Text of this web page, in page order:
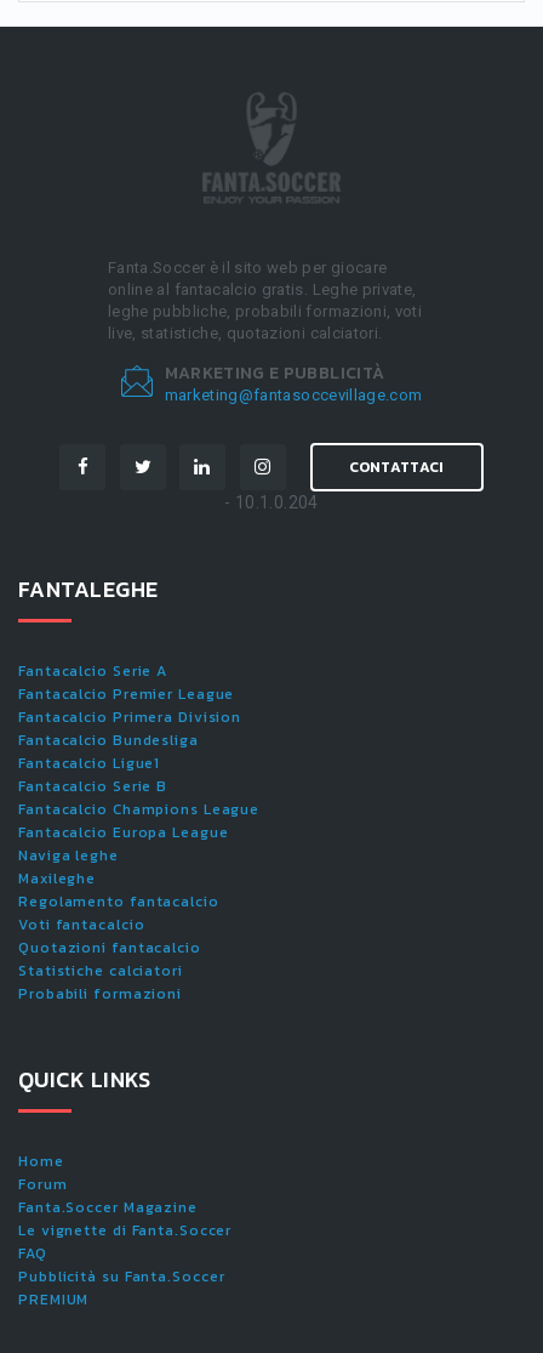
Fanta.Soccer è il sito web per giocare
online al fantacalcio gratis. Leghe private,
leghe pubbliche, probabili formazioni, voti
live, statistiche, quotazioni calciatori.
MARKETING E PUBBLICITÀ
marketing@fantasoccevillage.com
CONTATTACI
- 10.1.0.204
FANTALEGHE
Fantacalcio Serie A
Fantacalcio Premier League
Fantacalcio Primera Division
Fantacalcio Bundesliga
Fantacalcio Ligue1
Fantacalcio Serie B
Fantacalcio Champions League
Fantacalcio Europa League
Naviga leghe
Maxileghe
Regolamento fantacalcio
Voti fantacalcio
Quotazioni fantacalcio
Statistiche calciatori
Probabili formazioni
QUICK LINKS
Home
Forum
Fanta.Soccer Magazine
Le vignette di Fanta.Soccer
FAQ
Pubblicità su Fanta.Soccer
PREMIUM